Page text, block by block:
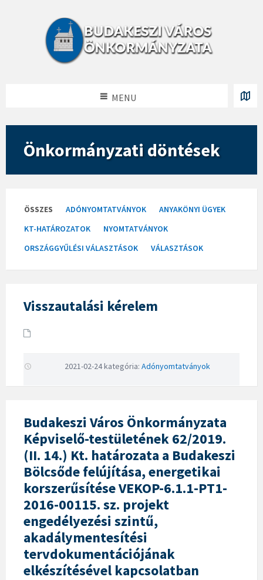
MENU
Önkormányzati döntések
Categories:
ÖSSZES ADÓNYOMTATVÁNYOK
ANYAKÖNYI ÜGYEK
KT-HATÁROZATOK
NYOMTATVÁNYOK
ORSZÁGGYŰLÉSI VÁLASZTÁSOK
VÁLASZTÁSOK
Visszautalási kérelem
2021-02-24kategória: Adónyomtatványok
Budakeszi Város Önkormányzata
Képviselő-testületének 62/2019.
(II. 14.) Kt. határozata a Budakeszi
Bölcsőde felújítása, energetikai
korszerűsítése VEKOP-6.1.1-PT1-
2016-00115. sz. projekt
engedélyezési szintű,
akadálymentesítési
tervdokumentációjának
elkészítésével kapcsolatban